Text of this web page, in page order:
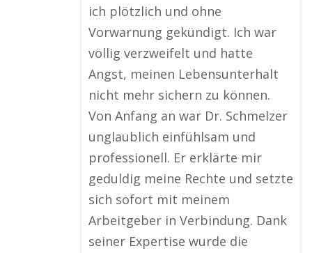
ich plötzlich und ohne
Vorwarnung gekündigt. Ich war
völlig verzweifelt und hatte
Angst, meinen Lebensunterhalt
nicht mehr sichern zu können.
Von Anfang an war Dr. Schmelzer
unglaublich einfühlsam und
professionell. Er erklärte mir
geduldig meine Rechte und setzte
sich sofort mit meinem
Arbeitgeber in Verbindung. Dank
seiner Expertise wurde die